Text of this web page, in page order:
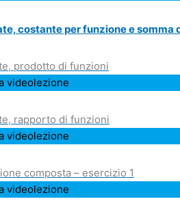
costante per funzione e somma
prodotto di funzioni
videolezione
rapporto di funzioni
videolezione
composta – esercizio 1
videolezione